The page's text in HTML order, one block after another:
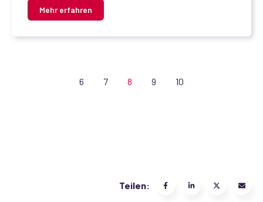
Mehr erfahren
6 7 8 9 10
Teilen: